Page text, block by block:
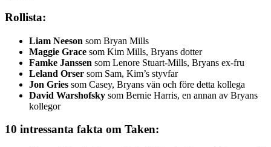
Rollista:
Liam Neeson som Bryan Mills
Maggie Grace som Kim Mills, Bryans dotter
Famke Janssen som Lenore Stuart-Mills, Bryans ex-fru
Leland Orser som Sam, Kim’s styvfar
Jon Gries som Casey, Bryans vän och före detta kollega
David Warshofsky som Bernie Harris, en annan av Bryans
kollegor
10 intressanta fakta om Taken: